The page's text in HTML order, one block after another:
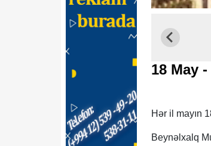
18 May
Hər il mayın
Beynəlxalq